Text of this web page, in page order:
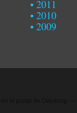
2011
2010
2009